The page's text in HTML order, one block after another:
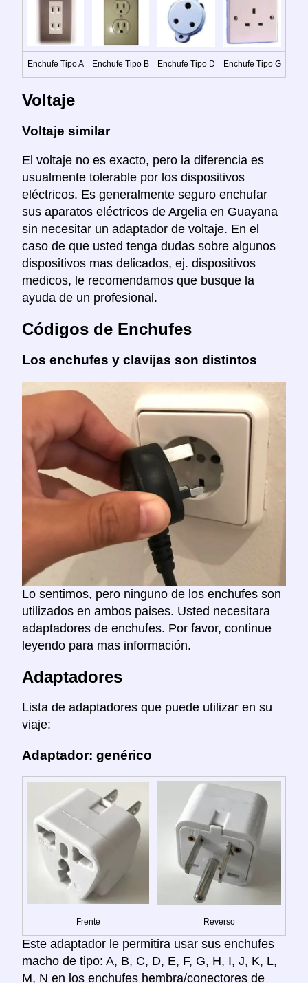
Enchufe Tipo A Enchufe Tipo B Enchufe Tipo D Enchufe Tipo G
Voltaje
Voltaje similar
El voltaje no es exacto, pero la diferencia es
usualmente tolerable por los dispositivos
eléctricos. Es generalmente seguro enchufar
sus aparatos eléctricos de Argelia en Guayana
sin necesitar un adaptador de voltaje. En el
caso de que usted tenga dudas sobre algunos
dispositivos mas delicados, ej. dispositivos
medicos, le recomendamos que busque la
ayuda de un profesional.
Códigos de Enchufes
Los enchufes y clavijas son distintos
Lo sentimos, pero ninguno de los enchufes son
utilizados en ambos paises. Usted necesitara
adaptadores de enchufes. Por favor, continue
leyendo para mas información.
Adaptadores
Lista de adaptadores que puede utilizar en su
viaje:
Adaptador: genérico
Frente Reverso
Este adaptador le permitira usar sus enchufes
macho de tipo: A, B, C, D, E, F, G, H, I, J, K, L,
M, N en los enchufes hembra/conectores de